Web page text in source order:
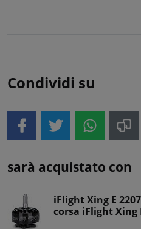
Condividi su
sarà acquistato con
iFlight Xing E
corsa iFlight Xing